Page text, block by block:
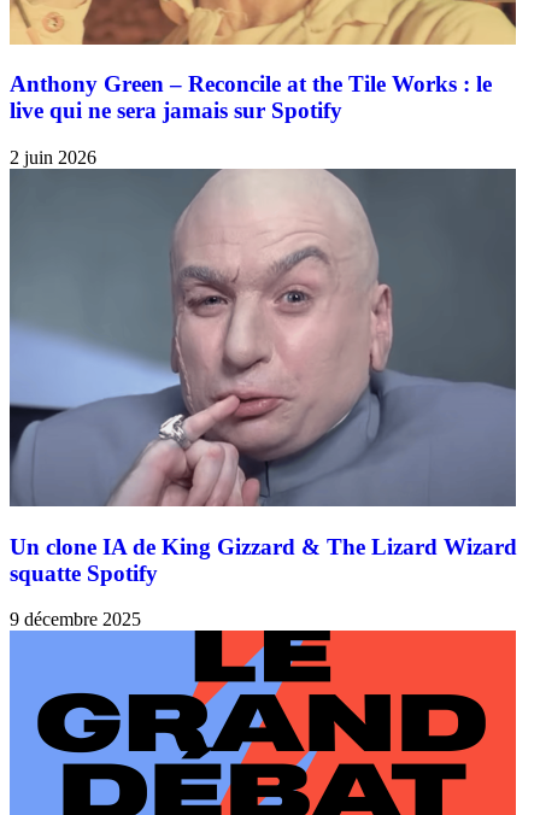
Anthony Green – Reconcile at the Tile Works : le
live qui ne sera jamais sur Spotify
2 juin 2026
Un clone IA de King Gizzard & The Lizard Wizard
squatte Spotify
9 décembre 2025